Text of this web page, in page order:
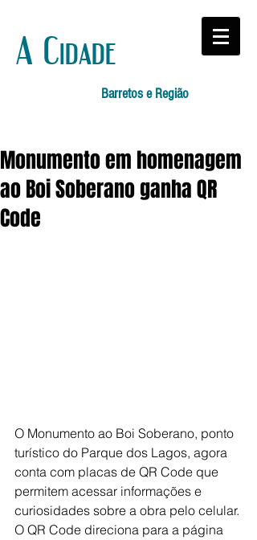
A Cidade
Barretos e Região
Monumento em homenagem
ao Boi Soberano ganha QR
Code
O Monumento ao Boi Soberano, ponto
turístico do Parque dos Lagos, agora
conta com placas de QR Code que
permitem acessar informações e
curiosidades sobre a obra pelo celular.
O QR Code direciona para a página